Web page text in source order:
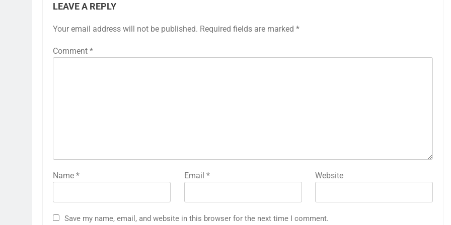
LEAVE A REPLY
Your email address will not be published. Required fields are marked *
Comment *
Name * Email * Website
Save my name, email, and website in this browser for the next time I comment.